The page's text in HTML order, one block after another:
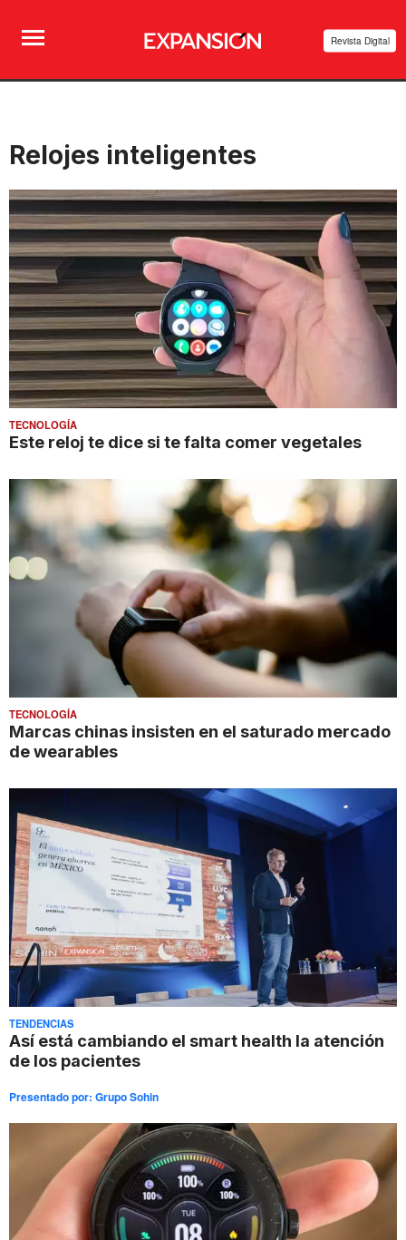
Revista Digital
Relojes inteligentes
TECNOLOGÍA
Este reloj te dice si te falta comer vegetales
TECNOLOGÍA
Marcas chinas insisten en el saturado mercado
de wearables
TENDENCIAS
Así está cambiando el smart health la atención
de los pacientes
Presentado por: Grupo Sohin